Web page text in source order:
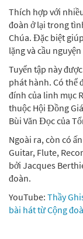
Thích hợp với
đoàn ở lại trong
Chúa. Đặc biệt
lặng và cầu
Tuyển tập này
phát hành. Có thể
đính của linh mục
thuộc Hội Đồng
Bùi Văn Đọc của
Ngoài ra, còn có
Guitar, Flute,
bởi Jacques
đoàn.
YouTube: Thầy
bài hát từ Cộng